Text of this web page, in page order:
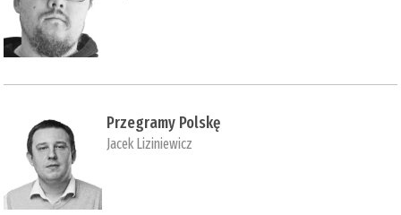
Przegramy Polskę
Jacek Liziniewicz